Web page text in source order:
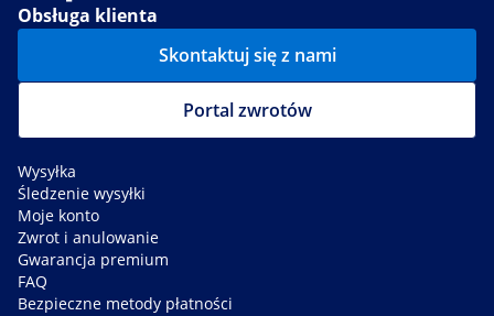
Obsługa klienta
Skontaktuj się z nami
Portal zwrotów
Wysyłka
Śledzenie wysyłki
Moje konto
Zwrot i anulowanie
Gwarancja premium
FAQ
Bezpieczne metody płatności